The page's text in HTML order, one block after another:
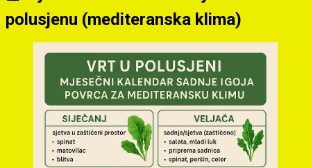
polusjenu (mediteranska klima)